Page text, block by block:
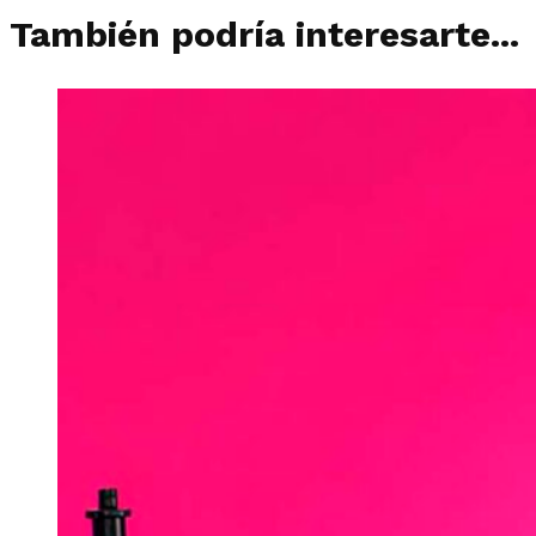
También podría interesarte...